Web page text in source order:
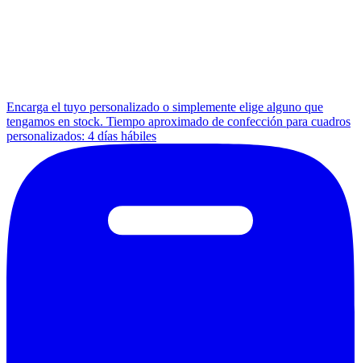
Encarga el tuyo personalizado o simplemente elige alguno que
tengamos en stock. Tiempo aproximado de confección para cuadros
personalizados: 4 días hábiles